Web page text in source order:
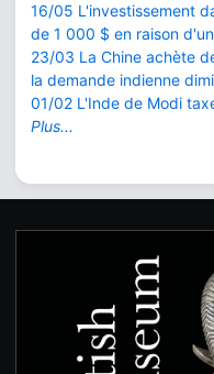
16/05 L'investissement
de 1 000 $ en raison
23/03 La Chine achète
la demande indienne
01/02 L'Inde de Modi
Plus...